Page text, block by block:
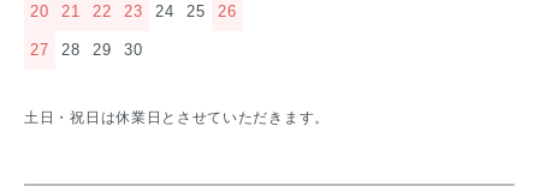
20 21 22 23 24 25 26
27 28 29 30
土日・祝日は休業日とさせていただきます。